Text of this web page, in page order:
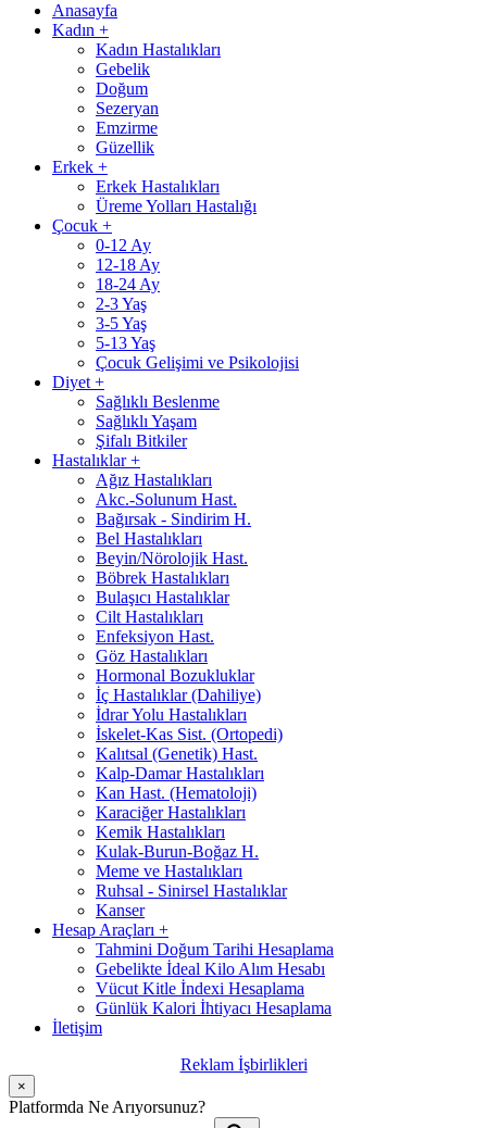
Anasayfa
Kadın +
Kadın Hastalıkları
Gebelik
Doğum
Sezeryan
Emzirme
Güzellik
Erkek +
Erkek Hastalıkları
Üreme Yolları Hastalığı
Çocuk +
0-12 Ay
12-18 Ay
18-24 Ay
2-3 Yaş
3-5 Yaş
5-13 Yaş
Çocuk Gelişimi ve Psikolojisi
Diyet +
Sağlıklı Beslenme
Sağlıklı Yaşam
Şifalı Bitkiler
Hastalıklar+
Ağız Hastalıkları
Akc.-Solunum Hast.
Bağırsak - Sindirim H.
Bel Hastalıkları
Beyin/Nörolojik Hast.
Böbrek Hastalıkları
Bulaşıcı Hastalıklar
Cilt Hastalıkları
Enfeksiyon Hast.
Göz Hastalıkları
Hormonal Bozukluklar
İç Hastalıklar (Dahiliye)
İdrar Yolu Hastalıkları
İskelet-Kas Sist. (Ortopedi)
Kalıtsal (Genetik) Hast.
Kalp-Damar Hastalıkları
Kan Hast. (Hematoloji)
Karaciğer Hastalıkları
Kemik Hastalıkları
Kulak-Burun-Boğaz H.
Meme ve Hastalıkları
Ruhsal - Sinirsel Hastalıklar
Kanser
Hesap Araçları +
Tahmini Doğum Tarihi Hesaplama
Gebelikte İdeal Kilo Alım Hesabı
Vücut Kitle İndexi Hesaplama
Günlük Kalori İhtiyacı Hesaplama
İletişim
Reklam İşbirlikleri
×
Platformda Ne Arıyorsunuz?